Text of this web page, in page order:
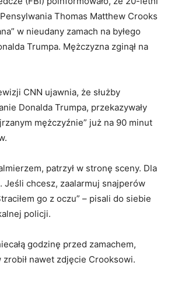
Thomas Matthew Crooks
w nieudany zamach na byłego
Trumpa. Mężczyzna zginął na
CNN ujawnia, że służby
Donalda Trumpa, przekazywały
mężczyźnie” już na 90 minut
patrzył w stronę sceny. Dla
Jeśli chcesz, zaalarmuj snajperów
go z oczu” – pisali do siebie
policji.
godzinę przed zamachem,
nawet zdjęcie Crooksowi.